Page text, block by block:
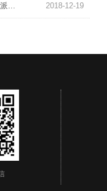
感谢圣都装饰海宁分公司的肯定，授予集派集成顶“优秀材料商”奖!项祝圣都海宁业绩长虹蓬勃发展! 2018-12-19